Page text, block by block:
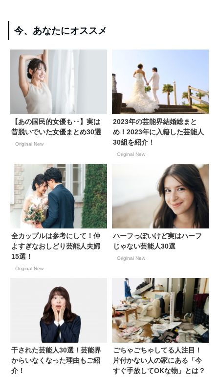
今、あなたにオススメ
【あの国民的女優も‥】実は
昔脱いでいた女優まとめ30選
Original New
2023年の芸能界結婚総まと
め！2023年に入籍した芸能人
30組を紹介！
Original New
全カップルは参考にして！仲
よすぎなおしどり芸能人夫婦
15選！
Original New
ハーフっぽいけど実はハーフ
じゃない芸能人30選
Original New
干された芸能人30選！芸能界
からいなくなった理由もご紹
介！
ごちゃごちゃしてる人注目！
片付かない人の家にある「今
すぐ手放してOKな物」とは？